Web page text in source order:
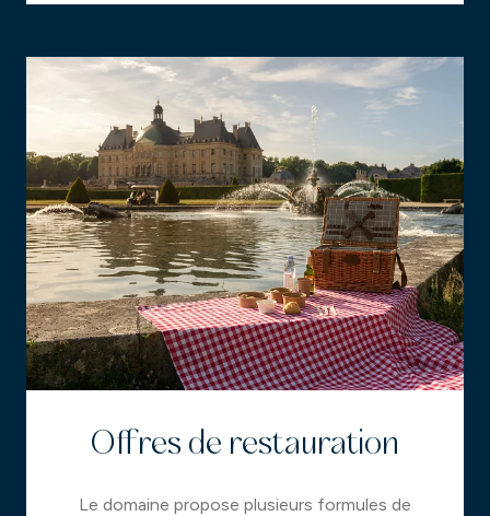
Offres de restauration
Le domaine propose plusieurs formules de